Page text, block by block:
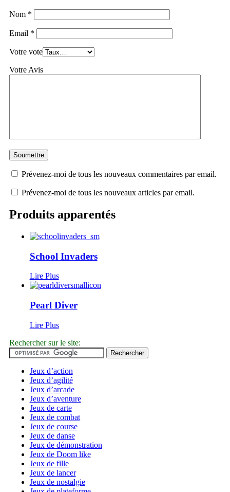
Nom *
Email *
Votre vote
Votre Avis
Prévenez-moi de tous les nouveaux commentaires par email.
Prévenez-moi de tous les nouveaux articles par email.
Produits apparentés
School Invaders
Lire Plus
Pearl Diver
Lire Plus
Rechercher sur le site:
Jeux d’action
Jeux d’agilité
Jeux d’arcade
Jeux d’aventure
Jeux de carte
Jeux de combat
Jeux de course
Jeux de danse
Jeux de démonstration
Jeux de Doom like
Jeux de fille
Jeux de lancer
Jeux de nostalgie